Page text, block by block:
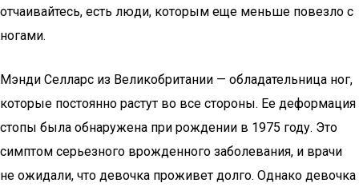
отчаивайтесь, есть люди, которым еще меньше повезло с
ногами.
Мэнди Селларс из Великобритании — обладательница ног,
которые постоянно растут во все стороны. Ее деформация
стопы была обнаружена при рождении в 1975 году. Это
симптом серьезного врожденного заболевания, и врачи
не ожидали, что девочка проживет долго. Однако девочка